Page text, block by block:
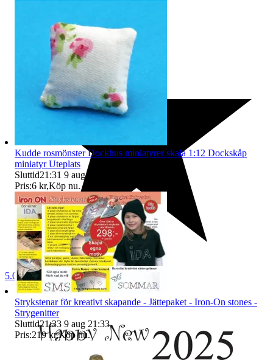
5.0
Kudde rosmönster Dockhus miniatyrer skala 1:12 Dockskåp
miniatyr Uteplats
Sluttid21:31 9 aug 21:31
Pris:6 kr,Köp nu.
Strykstenar för kreativt skapande - Jättepaket - Iron-On stones -
Strygenitter
Sluttid21:33 9 aug 21:33.
Pris:219 kr,Köp nu.